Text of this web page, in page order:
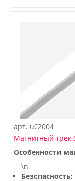
арт. u02004
Магнитный трек
Особенности
\n
Безопасность: